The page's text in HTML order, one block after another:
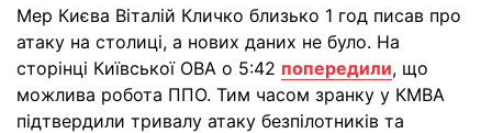
Мер Києва Віталій Кличко близько 1 год писав про
атаку на столиці, а нових даних не було. На
сторінці Київської ОВА о 5:42 попередили, що
можлива робота ППО. Тим часом зранку у КМВА
підтвердили тривалу атаку безпілотників та